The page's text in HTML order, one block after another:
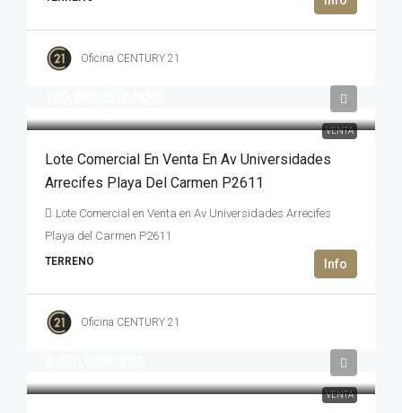
Oficina CENTURY 21
VENTA
Lote Comercial En Venta En Av Universidades
Arrecifes Playa Del Carmen P2611
Lote Comercial en Venta en Av Universidades Arrecifes
Playa del Carmen P2611
TERRENO
Oficina CENTURY 21
VENTA